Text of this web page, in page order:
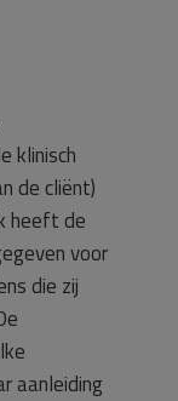
klinisch
de cliënt)
heeft de
voor
die zij
aanleiding